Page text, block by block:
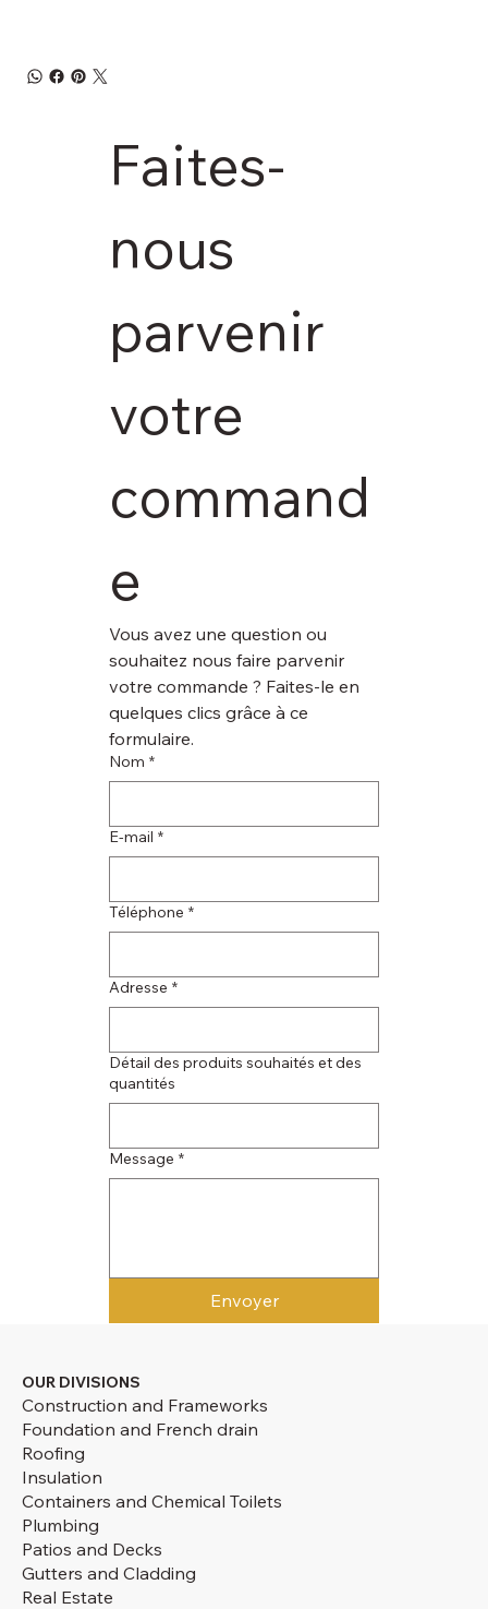
Faites-
nous
parvenir
votre
command
e
Vous avez une question ou
souhaitez nous faire parvenir
votre commande ? Faites-le en
quelques clics grâce à ce
formulaire.
Nom *
E‑mail *
Téléphone *
Adresse *
Détail des produits souhaités et des
quantités
Message *
Envoyer
OUR DIVISIONS
Construction and Frameworks
Foundation and French drain
Roofing
Insulation
Containers and Chemical Toilets
Plumbing
Patios and Decks
Gutters and Cladding
Real Estate